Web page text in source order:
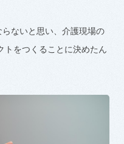
ないと思い、介護現場の
トをつくることに決めたん